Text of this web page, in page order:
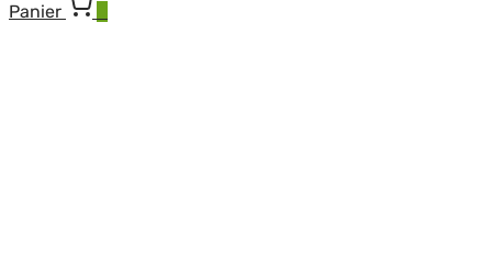
Panier